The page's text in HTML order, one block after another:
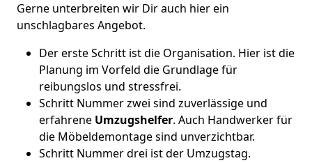
Gerne unterbreiten wir Dir auch hier ein
unschlagbares Angebot.
Der erste Schritt ist die Organisation. Hier ist die
Planung im Vorfeld die Grundlage für
reibungslos und stressfrei.
Schritt Nummer zwei sind zuverlässige und
erfahrene Umzugshelfer. Auch Handwerker für
die Möbeldemontage sind unverzichtbar.
Schritt Nummer drei ist der Umzugstag.